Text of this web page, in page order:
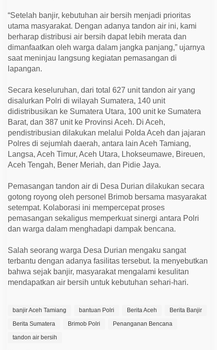
e
r
a
“Setelah banjir, kebutuhan air bersih menjadi prioritas
utama masyarakat. Dengan adanya tandon air ini, kami
berharap distribusi air bersih dapat lebih merata dan
dimanfaatkan oleh warga dalam jangka panjang,” ujarnya
saat meninjau langsung kegiatan pemasangan di
lapangan.
Secara keseluruhan, dari total 627 unit tandon air yang
disalurkan Polri di wilayah Sumatera, 140 unit
didistribusikan ke Sumatera Utara, 100 unit ke Sumatera
Barat, dan 387 unit ke Provinsi Aceh. Di Aceh,
pendistribusian dilakukan melalui Polda Aceh dan jajaran
Polres di sejumlah daerah, antara lain Aceh Tamiang,
Langsa, Aceh Timur, Aceh Utara, Lhokseumawe, Bireuen,
Aceh Tengah, Bener Meriah, dan Pidie Jaya.
Pemasangan tandon air di Desa Durian dilakukan secara
gotong royong oleh personel Brimob bersama masyarakat
setempat. Kolaborasi ini mempercepat proses
pemasangan sekaligus memperkuat sinergi antara Polri
dan warga dalam menghadapi dampak bencana.
Salah seorang warga Desa Durian mengaku sangat
terbantu dengan adanya fasilitas tersebut. Ia menyebutkan
bahwa sejak banjir, masyarakat mengalami kesulitan
mendapatkan air bersih untuk kebutuhan sehari-hari.
banjir Aceh Tamiang bantuan Polri Berita Aceh
Berita Banjir
Berita Sumatera
Brimob Polri
Penanganan Bencana
tandon air bersih